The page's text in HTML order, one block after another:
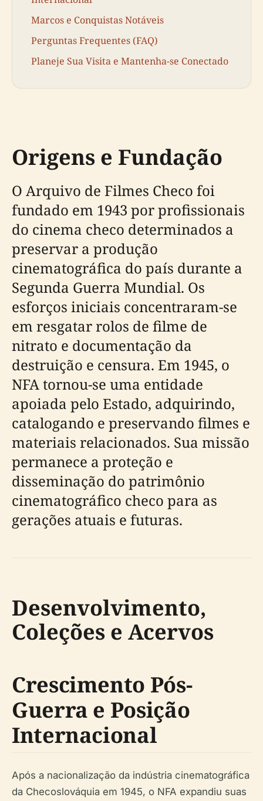
Marcos e Conquistas Notáveis
Perguntas Frequentes (FAQ)
Planeje Sua Visita e Mantenha-se Conectado
Origens e Fundação
O Arquivo de Filmes Checo foi
fundado em 1943 por profissionais
do cinema checo determinados a
preservar a produção
cinematográfica do país durante a
Segunda Guerra Mundial. Os
esforços iniciais concentraram-se
em resgatar rolos de filme de
nitrato e documentação da
destruição e censura. Em 1945, o
NFA tornou-se uma entidade
apoiada pelo Estado, adquirindo,
catalogando e preservando filmes e
materiais relacionados. Sua missão
permanece a proteção e
disseminação do patrimônio
cinematográfico checo para as
gerações atuais e futuras.
Desenvolvimento,
Coleções e Acervos
Crescimento Pós-
Guerra e Posição
Internacional
Após a nacionalização da indústria cinematográfica
da Checoslováquia em 1945, o NFA expandiu suas